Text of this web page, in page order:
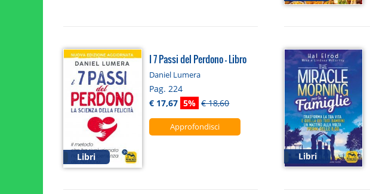
Libri
I 7 Passi del Perdono - Libro
Daniel Lumera
Pag. 224
€ 17,67 5% € 18,60
Approfondisci
Libri